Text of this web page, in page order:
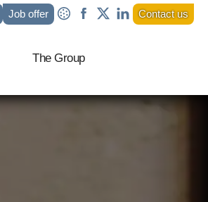
Job offer Contact us
The Group